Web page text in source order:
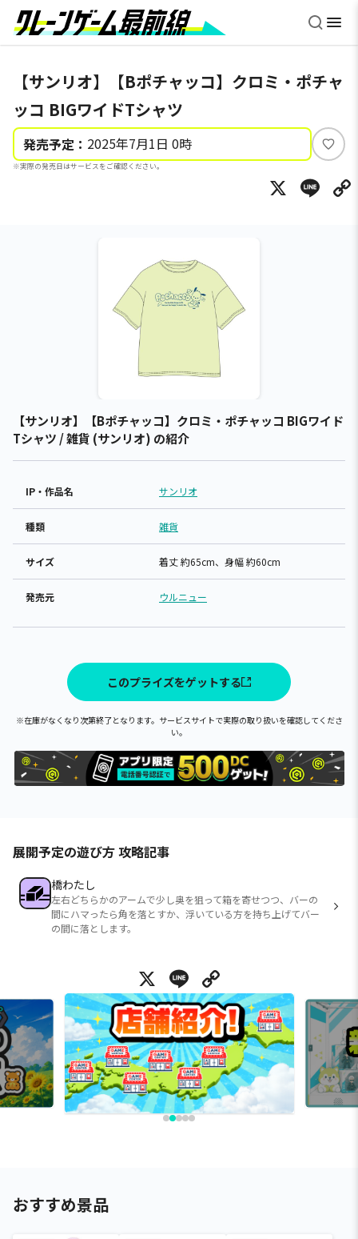
【サンリオ】【Bポチャッコ】クロミ・ポチャ
ッコ BIGワイドTシャツ
発売予定： 2025年7月1日 0時
※実際の発売日はサービスをご確認ください。
い
ね
X
【サンリオ】【Bポチャッコ】クロミ・ポチャッコ BIGワイド
Tシャツ / 雑貨 (サンリオ) の紹介
IP・作品名 サンリオ
種類 雑貨
サイズ 着丈 約65cm、身幅 約60cm
発売元 ウルニュー
このプライズをゲットする
※在庫がなくなり次第終了となります。サービスサイトで実際の取り扱いを確認してくださ
い。
展開予定の遊び方 攻略記事
橋わたし
左右どちらかのアームで少し奥を狙って箱を寄せつつ、バーの
間にハマったら角を落とすか、浮いている方を持ち上げてバー
の間に落とします。
X Line
おすすめ景品